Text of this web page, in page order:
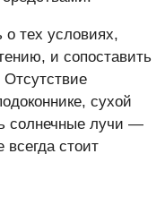
о тех условиях,
и сопоставить
сухой
солнечные лучи —
стоит